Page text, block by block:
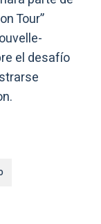
Tour”
el desafío